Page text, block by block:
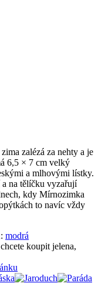
zalézá za nehty a je
6,5 × 7 cm velký
a mlhovými lístky.
na tělíčku vyzařují
kdy Mírnozimka
to navíc vždy
modrá
koupit jelena,